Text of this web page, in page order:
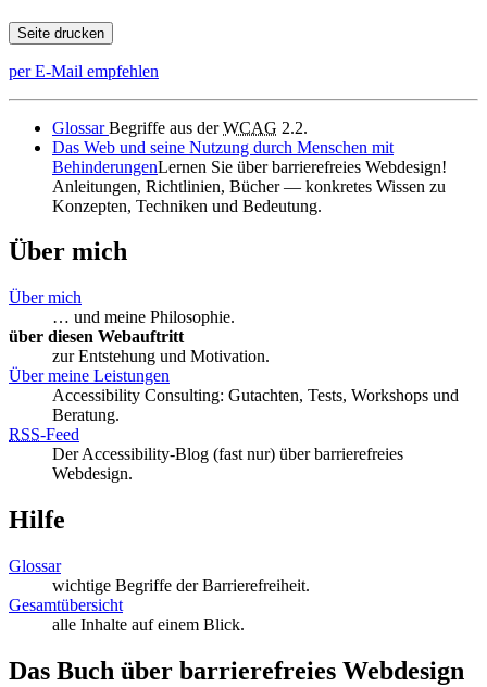
Seite drucken
per E-Mail empfehlen
GlossarBegriffe aus derWCAG 2.2.
Das Web und seine Nutzung durch Menschen mit
BehinderungenLernen Sie über barrierefreies Webdesign!
Anleitungen, Richtlinien, Bücher — konkretes Wissen zu
Konzepten, Techniken und Bedeutung.
Über mich
Über mich
… und meine Philosophie.
über diesen Webauftritt
zur Entstehung und Motivation.
Über meine Leistungen
Accessibility Consulting: Gutachten, Tests, Workshops und
Beratung.
RSS-Feed
Der Accessibility-Blog (fast nur) über barrierefreies
Webdesign.
Hilfe
Glossar
wichtige Begriffe der Barrierefreiheit.
Gesamtübersicht
alle Inhalte auf einem Blick.
Das Buch über barrierefreies Webdesign